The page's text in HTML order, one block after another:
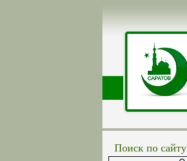
Поиск по сайту